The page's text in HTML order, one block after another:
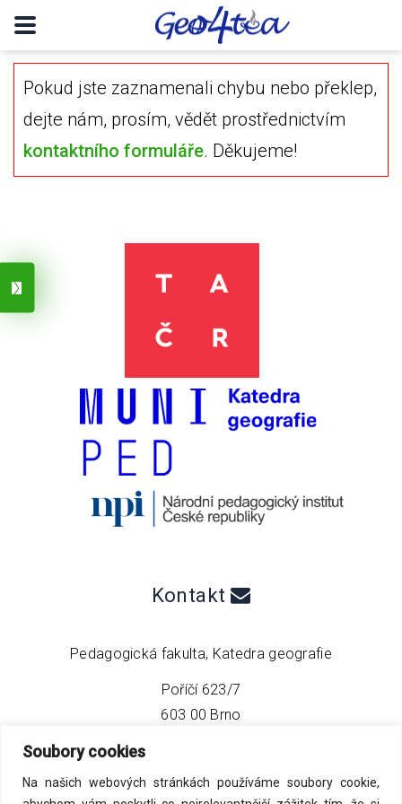
Soubory cookies
Na našich webových stránkách používáme soubory cookie,
Pokud jste zaznamenali chybu nebo překlep,
dejte nám, prosím, vědět prostřednictvím
kontaktního formuláře. Děkujeme!
Kontakt
Pedagogická fakulta, Katedra geografie
Poříčí 623/7
603 00 Brno
telefon:
email:info@geo4tea.com